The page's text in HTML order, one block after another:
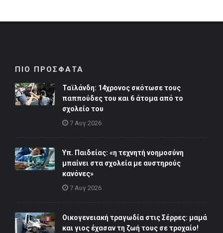
ΠΙΟ ΠΡΟΣΦΑΤΑ
Ταϊλάνδη: 14χρονος σκότωσε τους
παππούδες του και 6 άτομα από το
σχολείο του
7 Αυγ 2026
Υπ. Παιδείας: «η τεχνητή νοημοσύνη
μπαίνει στα σχολεία με αυστηρούς
κανόνες»
7 Αυγ 2026
Οικογενειακή τραγωδία στις Σέρρες: μαμά
και γιος έχασαν τη ζωή τους σε τροχαίο!